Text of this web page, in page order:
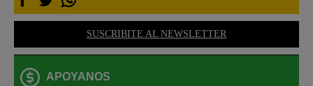
SUSCRIBITE AL NEWSLETTER
APOYANOS